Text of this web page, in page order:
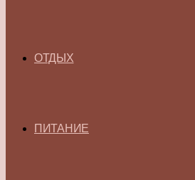
ОТДЫХ
ПИТАНИЕ